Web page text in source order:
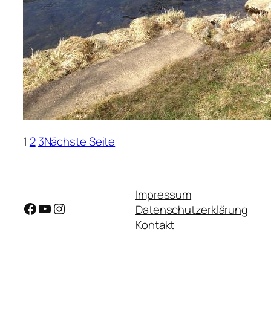
1 2 3Nächste Seite
Facebook YouTube Instagram
Impressum
Datenschutzerklärung
Kontakt